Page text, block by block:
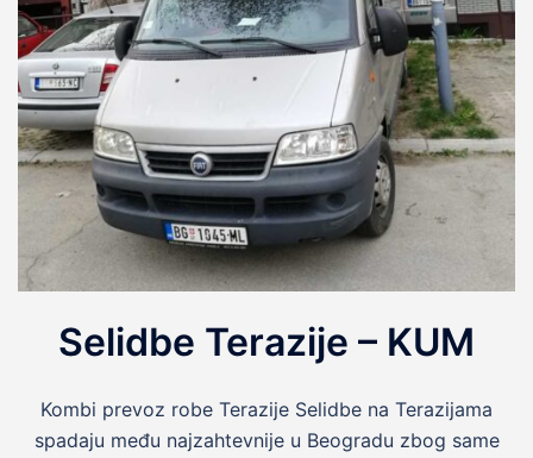
Selidbe Terazije – KUM
Kombi prevoz robe Terazije Selidbe na Terazijama
spadaju među najzahtevnije u Beogradu zbog same